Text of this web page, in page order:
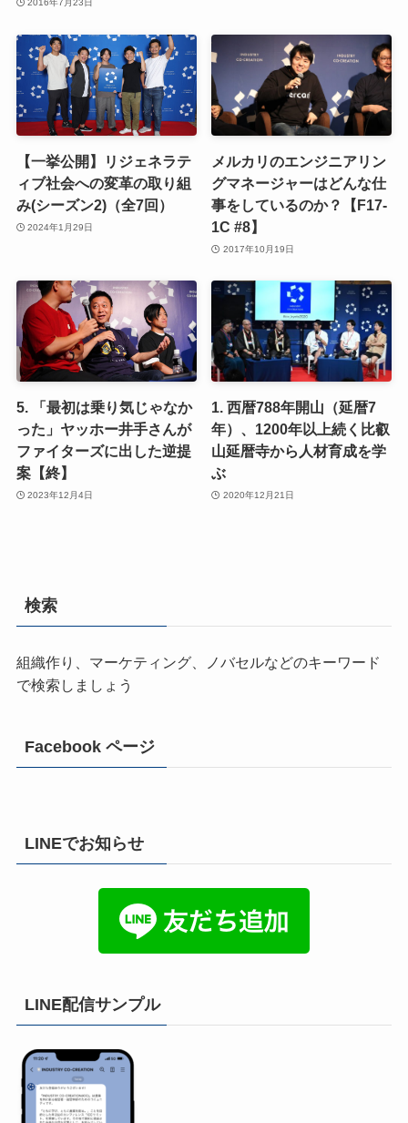
2016年7月23日
【一挙公開】リジェネラテ
ィブ社会への変革の取り組
み(シーズン2)（全7回）
2024年1月29日
メルカリのエンジニアリン
グマネージャーはどんな仕
事をしているのか？【F17-
1C #8】
2017年10月19日
5. 「最初は乗り気じゃなか
った」ヤッホー井手さんが
ファイターズに出した逆提
案【終】
2023年12月4日
1. 西暦788年開山（延暦7
年）、1200年以上続く比叡
山延暦寺から人材育成を学
ぶ
2020年12月21日
検索
組織作り、マーケティング、ノバセルなどのキーワード
で検索しましょう
Facebook ページ
LINEでお知らせ
LINE配信サンプル